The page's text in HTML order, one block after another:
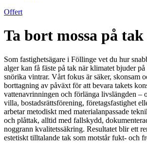
Offert
Ta bort mossa på
Som fastighetsägare i Föllinge vet du hur
alger kan få fäste på tak när klimatet bjuder
snörika vintrar. Vårt fokus är säker, skonsam
borttagning av påväxt för att bevara takets
vattenavrinningen och förlänga livslängden –
villa, bostadsrättsförening, företagsfastighet
arbetar metodiskt med materialanpassade
och plåttak, alltid med fallskydd,
noggrann kvalitetssäkring. Resultatet blir ett
estetiskt tilltalande tak som motstår fukt- och